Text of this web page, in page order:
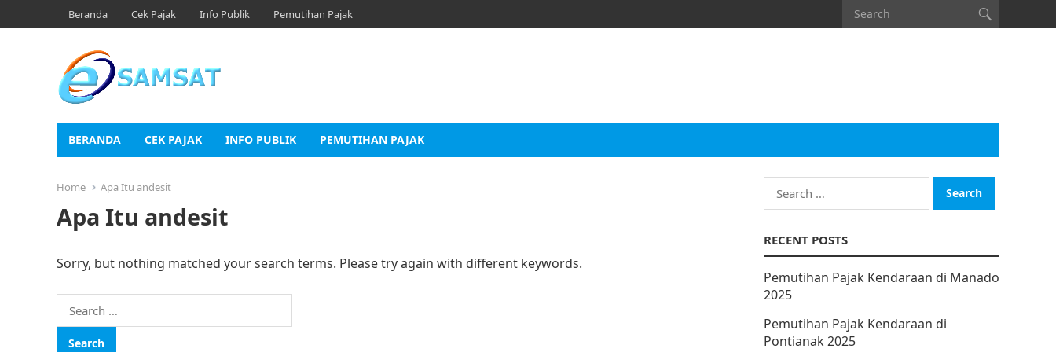
Beranda Cek Pajak Info Publik Pemutihan Pajak
BERANDA CEK PAJAK INFO PUBLIK PEMUTIHAN PAJAK
Home Apa Itu andesit
Apa Itu andesit
Sorry, but nothing matched your search terms. Please try again with different keywords.
Search
for:
Search
for:
RECENT POSTS
Pemutihan Pajak Kendaraan di Manado
2025
Pemutihan Pajak Kendaraan di
Pontianak 2025